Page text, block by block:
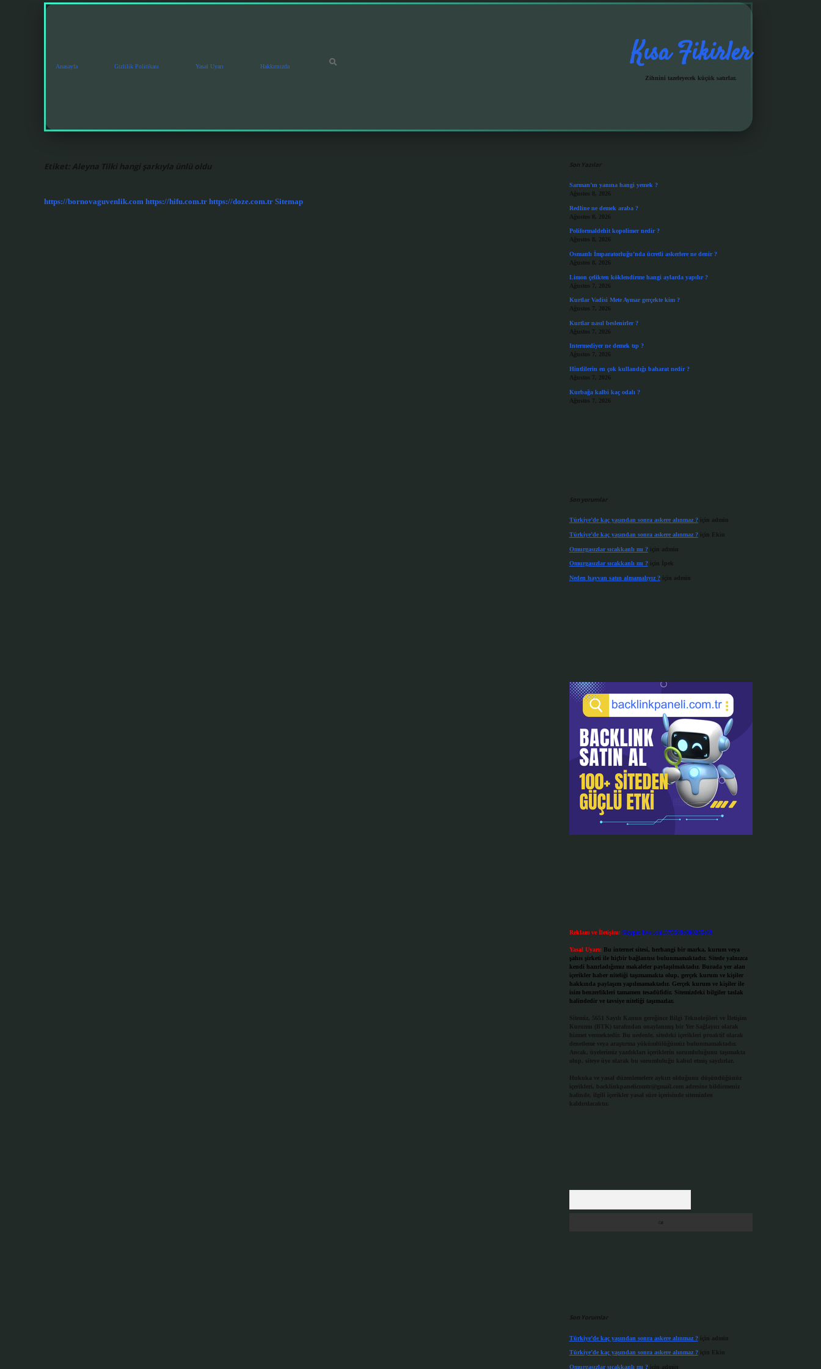
Anasayfa Gizlilik Politikası Yasal Uyarı Hakkımızda Kısa Fikirler
Zihnini tazeleyecek küçük satırlar.
Etiket: Aleyna Tilki hangi şarkıyla ünlü oldu
https://bornovaguvenlik.com https://hifu.com.tr https://doze.com.tr Sitemap
Son Yazılar
Sarman’ın yanına hangi yemek ?
Ağustos 8, 2026
Redline ne demek araba ?
Ağustos 8, 2026
Poliformaldehit kopolimer nedir ?
Ağustos 8, 2026
Osmanlı İmparatorluğu’nda ücretli askerlere ne denir ?
Ağustos 8, 2026
Limon çelikten köklendirme hangi aylarda yapılır ?
Ağustos 7, 2026
Kurtlar Vadisi Mete Aymar gerçekte kim ?
Ağustos 7, 2026
Kurtlar nasıl beslenirler ?
Ağustos 7, 2026
Intermediyer ne demek tıp ?
Ağustos 7, 2026
Hintlilerin en çok kullandığı baharat nedir ?
Ağustos 7, 2026
Kurbağa kalbi kaç odalı ?
Ağustos 7, 2026
Son yorumlar
Türkiye’de kaç yaşından sonra askere alınmaz ?için admin
Türkiye’de kaç yaşından sonra askere alınmaz ?için Ekin
Omurgasızlar sıcakkanlı mı ?için admin
Omurgasızlar sıcakkanlı mı ?için İpek
Neden hayvan satın almamalıyız ?için admin
Reklam ve İletişim: Skype: live:.cid.575569c608265c69
Yasal Uyarı: Bu internet sitesi, herhangi bir marka, kurum veya
şahıs şirketi ile hiçbir bağlantısı bulunmamaktadır. Sitede yalnızca
kendi hazırladığımız makaleler paylaşılmaktadır. Burada yer alan
içerikler haber niteliği taşımamakta olup, gerçek kurum ve kişiler
hakkında paylaşım yapılmamaktadır. Gerçek kurum ve kişiler ile
isim benzerlikleri tamamen tesadüfidir. Sitemizdeki bilgiler taslak
halindedir ve tavsiye niteliği taşımazlar.
Sitemiz, 5651 Sayılı Kanun gereğince Bilgi Teknolojileri ve İletişim
Kurumu (BTK) tarafından onaylanmış bir Yer Sağlayıcı olarak
hizmet vermektedir. Bu nedenle, sitedeki içerikleri proaktif olarak
denetleme veya araştırma yükümlülüğümüz bulunmamaktadır.
Ancak, üyelerimiz yazdıkları içeriklerin sorumluluğunu taşımakta
olup, siteye üye olarak bu sorumluluğu kabul etmiş sayılırlar.
Hukuka ve yasal düzenlemelere aykırı olduğunu düşündüğünüz
içerikleri,
backlinkpanelicomtr@gmail.com adresine bildirmeniz
halinde, ilgili içerikler yasal süre içerisinde sitemizden
kaldırılacaktır.
Son Yorumlar
Türkiye’de kaç yaşından sonra askere alınmaz ?için admin
Türkiye’de kaç yaşından sonra askere alınmaz ?için Ekin
Omurgasızlar sıcakkanlı mı ?için admin